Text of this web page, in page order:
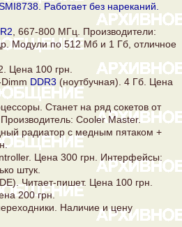
Работает без нареканий.
, 667-800 МГц. Производители:
Модули по 512 Мб и 1 Гб, отличное
Цена 100 грн.
DDR3 (ноутбучная). 4 Гб. Цена
Станет на ряд сокетов от
Cooler Master.
радиатор с медным пятаком +
Цена 300 грн. Интерфейсы:
штук.
Читает-пишет. Цена 100 грн.
200 грн.
Наличие и цену